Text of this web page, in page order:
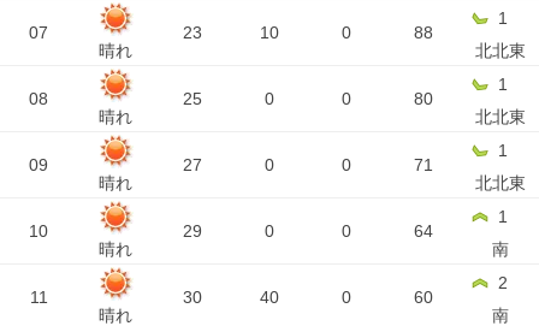
07
晴れ
23 10 0 88
1
北北東
08
晴れ
25 0 0 80
1
北北東
09
晴れ
27 0 0 71
1
北北東
10
晴れ
29 0 0 64
1
南
11
晴れ
30 40 0 60
2
南